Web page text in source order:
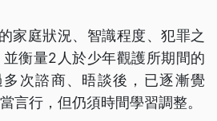
家庭狀況、智識程度、犯罪之
衡量2人於少年觀護所期間的
次諮商、晤談後，已逐漸覺
言行，但仍須時間學習調整。